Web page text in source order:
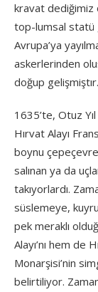
kravat dediğimiz
top-lumsal statü
Avrupa’ya
askerlerinden
doğup gelişmiştır.
1635’te, Otuz Yıl
Hırvat Alayı
boynu
salınan ya da
takıyorlardı.
süslemeye,
pek meraklı
Alayı’nı hem de
Monarşisi’nin
belirtiliyor.